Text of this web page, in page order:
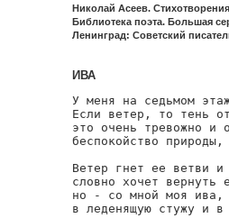
Николай Асеев.
Библиотека поэта. Большая
Ленинград: Советский
ИВА
У меня на седьмом
Если ветер, то тень
это очень тревожно и
беспокойство
Ветер гнет ее ветви
словно хочет
но - со мной моя ива,
в леденящую стужу и в